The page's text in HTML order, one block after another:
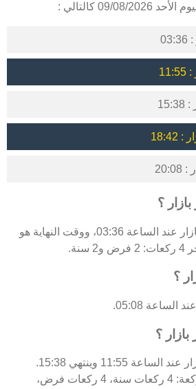
2026 كالتالي :
؟
وقت بداية صلاة الفجر بازار عند الساعة 03:36، ووقت النهاية هو
؟
05:08.
؟
يبدأ وقت صلاة الظهر بازار عند الساعة 11:55 وينتهي 15:38.
تشمل صلاة الظهر 12 ركعة: 4 ركعات سنة، 4 ركعات فرض،